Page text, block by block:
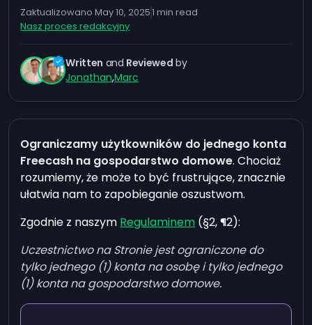
Zaktualizowano May 10, 20251 min read
Nasz proces redakcyjny
Written and Reviewed by
Jonathan,Marc
Ograniczamy użytkowników do jednego konta
Freecash na gospodarstwo domowe. Chociaż
rozumiemy, że może to być frustrujące, znacznie
ułatwia nam to zapobieganie oszustwom.
Zgodnie z naszym Regulaminem (§2, ¶2):
Uczestnictwo na Stronie jest ograniczone do
tylko jednego (1) konta na osobę i tylko jednego
(1) konta na gospodarstwo domowe.